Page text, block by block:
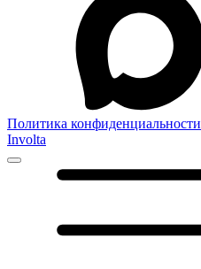
Политика конфиденциальности
Involta